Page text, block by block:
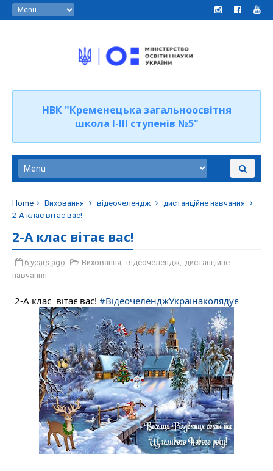
НВК "Кременецька загальноосвітня
школа І-ІІІ ступенів №5"
Home Виховання відеочелендж
дистанційне навчання
2-А клас вітає вас!
2-А клас вітає вас!
6 years ago Виховання, відеочелендж, дистанційне
навчання
2-А клас  вітає вас! #ВідеочеленджУкраїнаколядує